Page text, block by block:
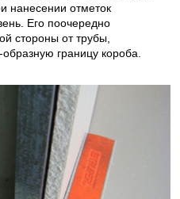
нанесении отметок
Его поочередно
стороны от трубы,
границу короба.